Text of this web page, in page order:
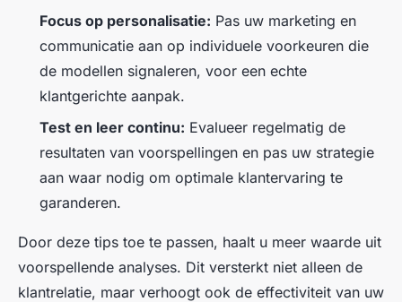
Focus op personalisatie: Pas uw marketing en
communicatie aan op individuele voorkeuren die
de modellen signaleren, voor een echte
klantgerichte aanpak.
Test en leer continu: Evalueer regelmatig de
resultaten van voorspellingen en pas uw strategie
aan waar nodig om optimale klantervaring te
garanderen.
Door deze tips toe te passen, haalt u meer waarde uit
voorspellende analyses. Dit versterkt niet alleen de
klantrelatie, maar verhoogt ook de effectiviteit van uw